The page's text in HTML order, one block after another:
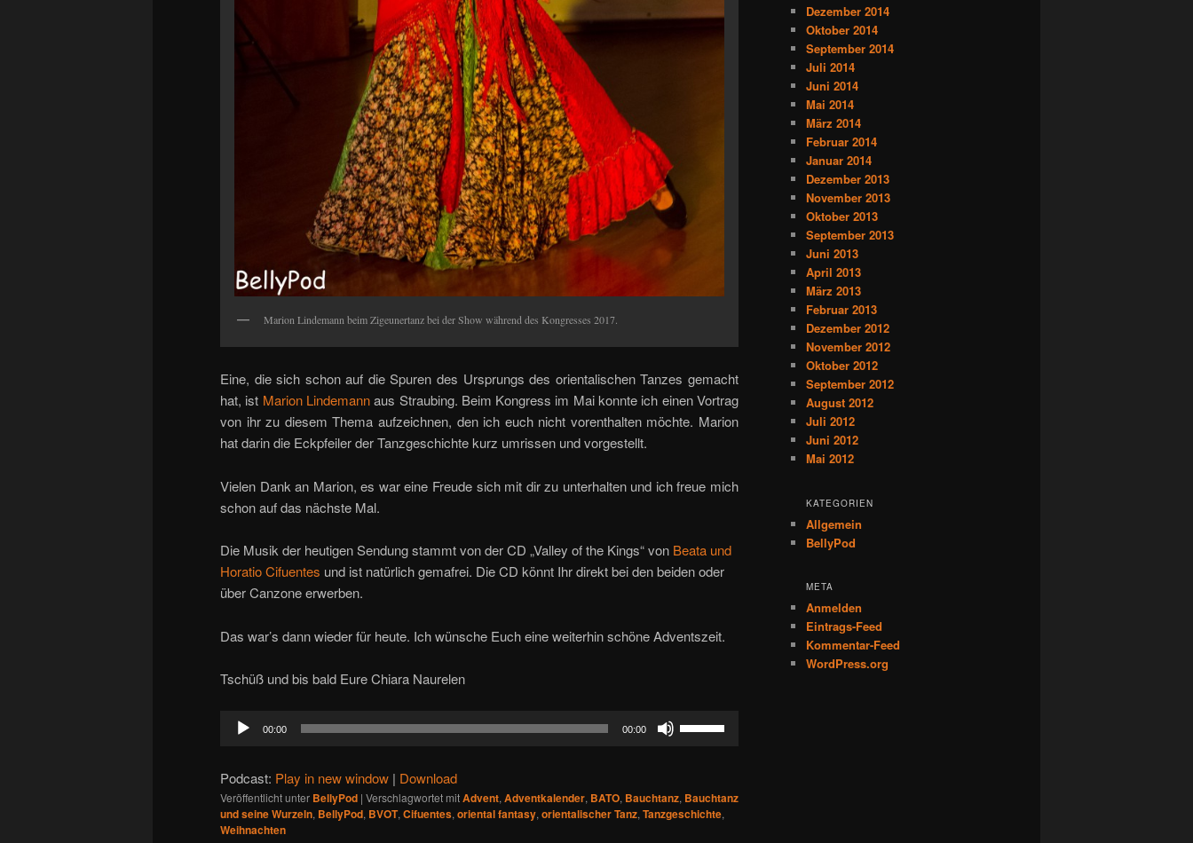
Marion Lindemann beim Zigeunertanz bei der Show während des Kongresses 2017.
Eine, die sich schon auf die Spuren des Ursprungs des orientalischen Tanzes gemacht
hat, ist Marion Lindemannaus Straubing. Beim Kongress im Mai konnte ich einen Vortrag
von ihr zu diesem Thema aufzeichnen, den ich euch nicht vorenthalten möchte. Marion
hat darin die Eckpfeiler der Tanzgeschichte kurz umrissen und vorgestellt.
Vielen Dank an Marion, es war eine Freude sich mit dir zu unterhalten und ich freue mich
schon auf das nächste Mal.
Die Musik der heutigen Sendung stammt von der CD „Valley of the Kings“ von Beata und
Horatio Cifuentes und ist natürlich gemafrei. Die CD könnt Ihr direkt bei den beiden oder
über Canzone erwerben.
Das war’s dann wieder für heute. Ich wünsche Euch eine weiterhin schöne Adventszeit.
Tschüß und bis bald Eure Chiara Naurelen
Audio-
00:00 00:00
die
Podcast: Play in new window | Download
Veröffentlicht unter BellyPod | Verschlagwortet mitAdvent, Adventkalender, BATO, Bauchtanz, Bauchtanz
und seine Wurzeln, BellyPod, BVOT, Cifuentes, oriental fantasy, orientalischer Tanz, Tanzgeschichte,
Weihnachten
Dezember 2014
Oktober 2014
September 2014
Juli 2014
Juni 2014
Mai 2014
März 2014
Februar 2014
Januar 2014
Dezember 2013
November 2013
Oktober 2013
September 2013
Juni 2013
April 2013
März 2013
Februar 2013
Dezember 2012
November 2012
Oktober 2012
September 2012
August 2012
Juli 2012
Juni 2012
Mai 2012
KATEGORIEN
Allgemein
BellyPod
META
Anmelden
Eintrags-Feed
Kommentar-Feed
WordPress.org